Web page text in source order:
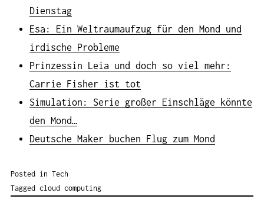
Dienstag
Esa: Ein Weltraumaufzug für den Mond und
irdische Probleme
Prinzessin Leia und doch so viel mehr:
Carrie Fisher ist tot
Simulation: Serie großer Einschläge könnte
den Mond…
Deutsche Maker buchen Flug zum Mond
Posted in Tech
Tagged cloud computing